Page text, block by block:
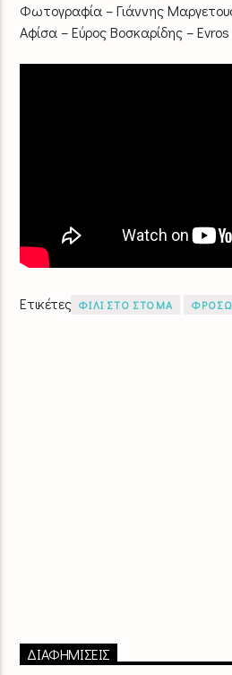
Φωτογραφία – Γιάννης
Αφίσα – Εύρος Βοσκαρίδης –
Ετικέτες ΦΙΛΙ ΣΤΟ ΣΤΟΜΑ ΦΡΟΣΩ
ΔΙΑΦΗΜΙΣΕΙΣ